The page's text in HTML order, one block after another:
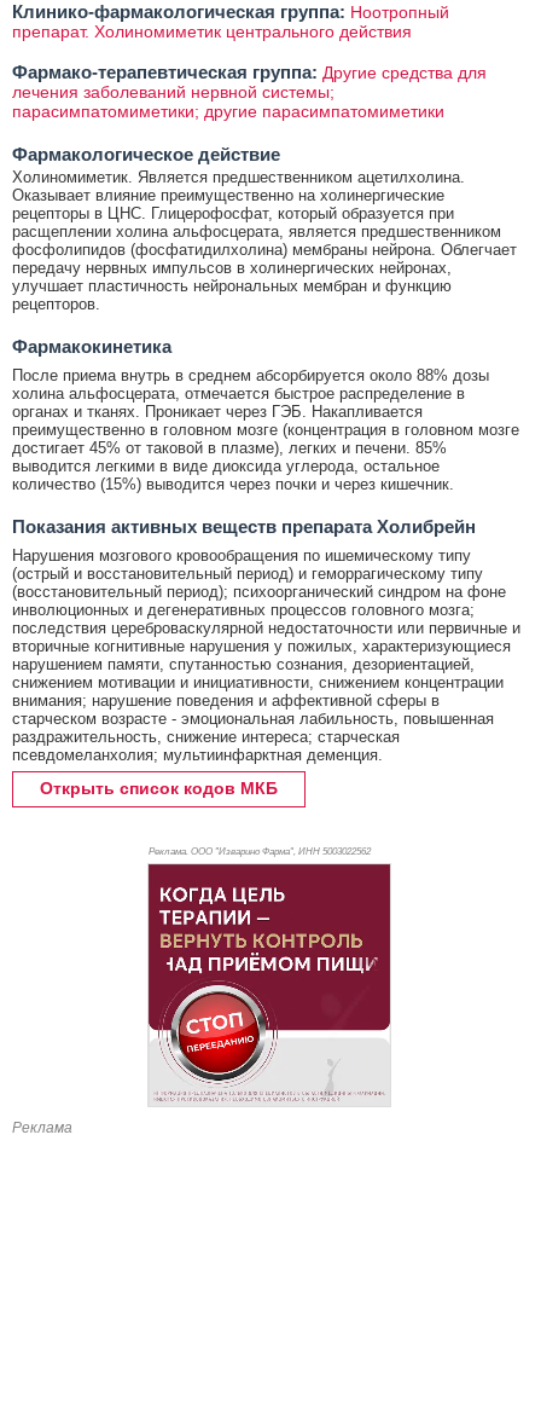
Клинико-фармакологическая группа: Ноотропный
препарат. Холиномиметик центрального действия
Фармако-терапевтическая группа: Другие средства для
лечения заболеваний нервной системы;
парасимпатомиметики; другие парасимпатомиметики
Фармакологическое действие
Холиномиметик. Является предшественником ацетилхолина.
Оказывает влияние преимущественно на холинергические
рецепторы в ЦНС. Глицерофосфат, который образуется при
расщеплении холина альфосцерата, является предшественником
фосфолипидов (фосфатидилхолина) мембраны нейрона. Облегчает
передачу нервных импульсов в холинергических нейронах,
улучшает пластичность нейрональных мембран и функцию
рецепторов.
Фармакокинетика
После приема внутрь в среднем абсорбируется около 88% дозы
холина альфосцерата, отмечается быстрое распределение в
органах и тканях. Проникает через ГЭБ. Накапливается
преимущественно в головном мозге (концентрация в головном мозге
достигает 45% от таковой в плазме), легких и печени. 85%
выводится легкими в виде диоксида углерода, остальное
количество (15%) выводится через почки и через кишечник.
Показания активных веществ препарата Холибрейн
Нарушения мозгового кровообращения по ишемическому типу
(острый и восстановительный период) и геморрагическому типу
(восстановительный период); психоорганический синдром на фоне
инволюционных и дегенеративных процессов головного мозга;
последствия цереброваскулярной недостаточности или первичные и
вторичные когнитивные нарушения у пожилых, характеризующиеся
нарушением памяти, спутанностью сознания, дезориентацией,
снижением мотивации и инициативности, снижением концентрации
внимания; нарушение поведения и аффективной сферы в
старческом возрасте - эмоциональная лабильность, повышенная
раздражительность, снижение интереса; старческая
псевдомеланхолия; мультиинфарктная деменция.
Открыть список кодов МКБ
Реклама. ООО "Изварино Фарма", ИНН 5003022562
Реклама